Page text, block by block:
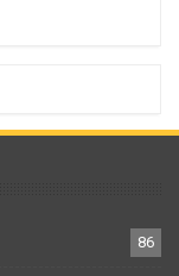
86